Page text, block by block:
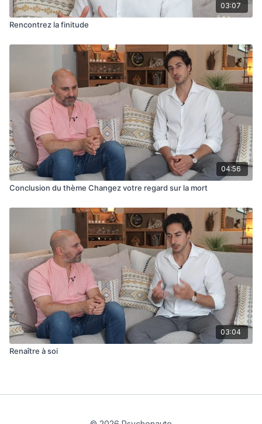
03:07
Rencontrez la finitude
04:56
Conclusion du thème Changez votre regard sur la mort
03:04
Renaître à soi